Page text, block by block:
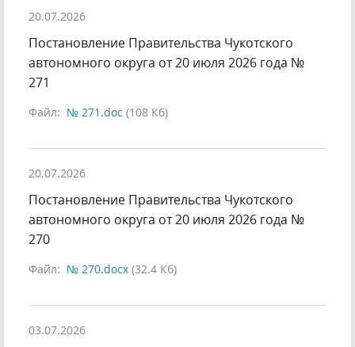
20.07.2026
Постановление Правительства Чукотского
автономного округа от 20 июля 2026 года №
271
Файл: № 271.doc (108 Кб)
20.07.2026
Постановление Правительства Чукотского
автономного округа от 20 июля 2026 года №
270
Файл: № 270.docx (32.4 Кб)
03.07.2026